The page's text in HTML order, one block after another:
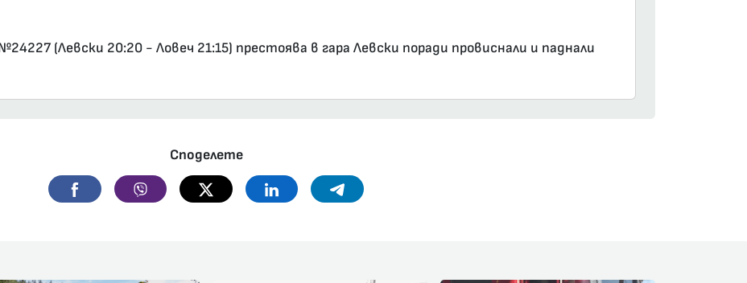
(Левски 20:20 - Ловеч 21:15) престоява в гара Левски поради провиснали и паднали
Споделете
Facebook Viber Twitter Linkedin Telegram